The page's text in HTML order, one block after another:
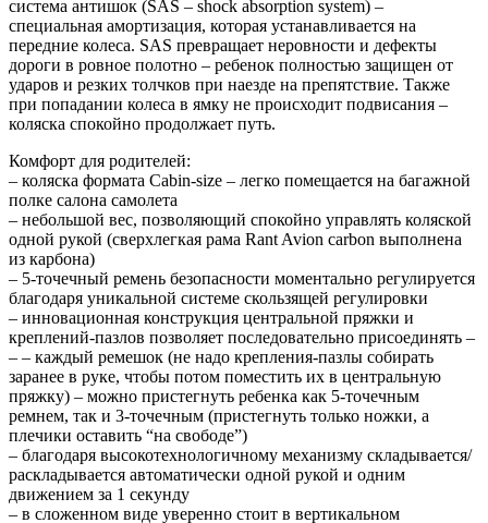
система антишок (SAS – shock absorption system) –
специальная амортизация, которая устанавливается на
передние колеса. SAS превращает неровности и дефекты
дороги в ровное полотно – ребенок полностью защищен от
ударов и резких толчков при наезде на препятствие. Также
при попадании колеса в ямку не происходит подвисания –
коляска спокойно продолжает путь.
Комфорт для родителей:
– коляска формата Cabin-size – легко помещается на багажной
полке салона самолета
– небольшой вес, позволяющий спокойно управлять коляской
одной рукой (сверхлегкая рама Rant Avion carbon выполнена
из карбона)
– 5-точечный ремень безопасности моментально регулируется
благодаря уникальной системе скользящей регулировки
– инновационная конструкция центральной пряжки и
креплений-пазлов позволяет последовательно присоединять –
– – каждый ремешок (не надо крепления-пазлы собирать
заранее в руке, чтобы потом поместить их в центральную
пряжку) – можно пристегнуть ребенка как 5-точечным
ремнем, так и 3-точечным (пристегнуть только ножки, а
плечики оставить “на свободе”)
– благодаря высокотехнологичному механизму складывается/
раскладывается автоматически одной рукой и одним
движением за 1 секунду
– в сложенном виде уверенно стоит в вертикальном